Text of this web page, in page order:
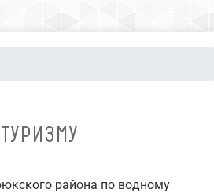
района по водному